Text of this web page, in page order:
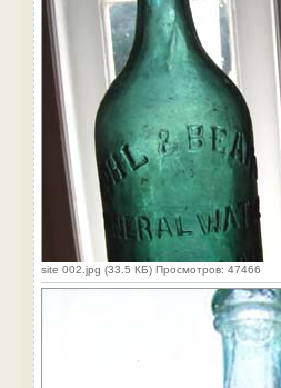
site 002.jpg (33.5 КБ) Просмотров: 47466